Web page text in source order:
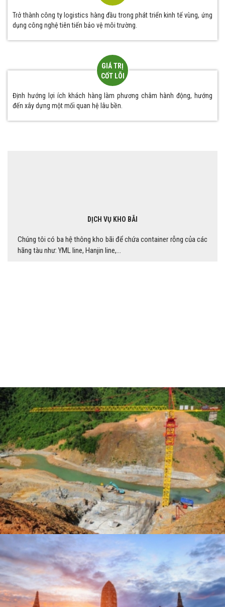
Trở thành công ty logistics hàng đầu trong phát triển kinh tế vùng, ứng
dụng công nghệ tiên tiến bảo vệ môi trường.
GIÁ TRỊ
CỐT LÕI
Định hướng lợi ích khách hàng làm phương châm hành động, hướng
đến xây dựng một mối quan hệ lâu bền.
DỊCH VỤ KHO BÃI
Chúng tôi có ba hệ thông kho bãi để chứa container rỗng của các
hãng tàu như: YML line, Hanjin line,...